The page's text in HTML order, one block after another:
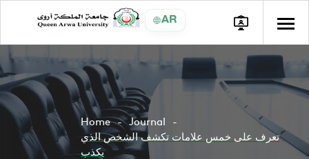
AR
Home
Journal
تعرف على خمس علامات تكشف الشخص الذي
يكذب